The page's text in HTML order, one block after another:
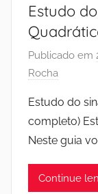
Estudo
Publicado em
Rocha
Estudo do
completo)
Neste guia
Continue